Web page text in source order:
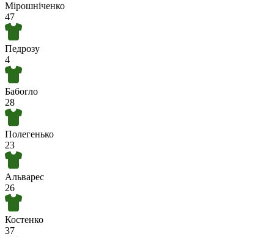
Мірошніченко
47
Педрозу
4
Бабогло
28
Полегенько
23
Альварес
26
Костенко
37